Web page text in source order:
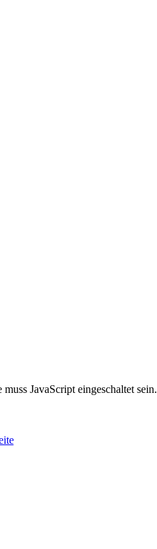
JavaScript eingeschaltet sein.